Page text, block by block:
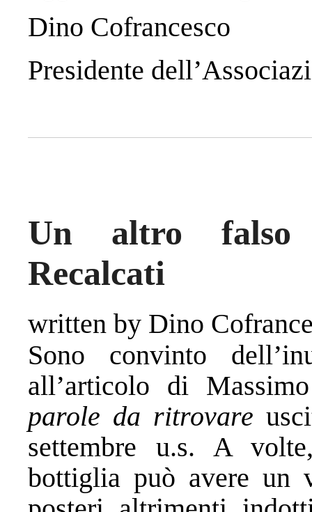
Dino Cofrancesco
Presidente
Un altro falso
Recalcati
written by Dino
Sono convinto
all’articolo di
parole da ritrovare
settembre u.s. A
bottiglia può avere un